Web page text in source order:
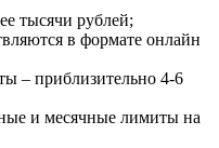
тысячи рублей;
в формате онлайн
– приблизительно 4-6
и месячные лимиты на